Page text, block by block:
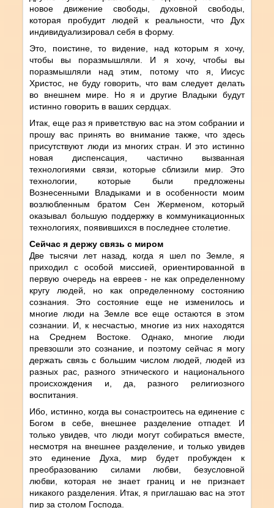
новое движение свободы, духовной свободы,
которая пробудит людей к реальности, что Дух
индивидуализировал себя в форму.
Это, поистине, то видение, над которым я хочу,
чтобы вы поразмышляли. И я хочу, чтобы вы
поразмышляли над этим, потому что я, Иисус
Христос, не буду говорить, что вам следует делать
во внешнем мире. Но я и другие Владыки будут
истинно говорить в ваших сердцах.
Итак, еще раз я приветствую вас на этом собрании и
прошу вас принять во внимание также, что здесь
присутствуют люди из многих стран. И это истинно
новая диспенсация, частично вызванная
технологиями связи, которые сблизили мир. Это
технологии, которые были предложены
Вознесенными Владыками и в особенности моим
возлюбленным братом Сен Жерменом, который
оказывал большую поддержку в коммуникационных
технологиях, появившихся в последнее столетие.
Сейчас я держу связь с миром
Две тысячи лет назад, когда я шел по Земле, я
приходил с особой миссией, ориентированной в
первую очередь на евреев - не как определенному
кругу людей, но как определенному состоянию
сознания. Это состояние еще не изменилось и
многие люди на Земле все еще остаются в этом
сознании. И, к несчастью, многие из них находятся
на Среднем Востоке. Однако, многие люди
превзошли это сознание, и поэтому сейчас я могу
держать связь с большим числом людей, людей из
разных рас, разного этнического и национального
происхождения и, да, разного религиозного
воспитания.
Ибо, истинно, когда вы сонастроитесь на единение с
Богом в себе, внешнее разделение отпадет. И
только увидев, что люди могут собираться вместе,
несмотря на внешнее разделение, и только увидев
это единение Духа, мир будет пробужден к
преобразованию силами любви, безусловной
любви, которая не знает границ и не признает
никакого разделения. Итак, я приглашаю вас на этот
пир за столом Господа.